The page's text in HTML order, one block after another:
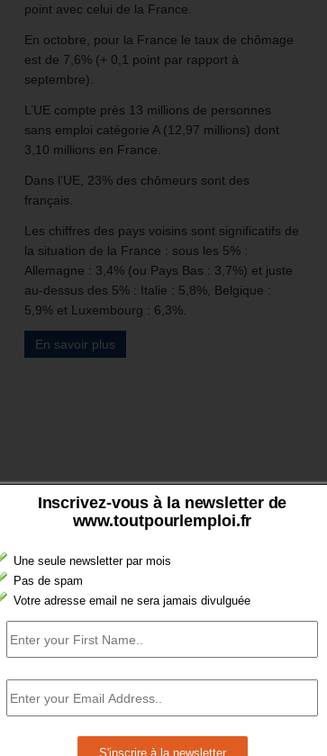
Inscrivez-vous à la newsletter de
www.toutpourlemploi.fr
Une seule newsletter par mois
Pas de spam
Votre adresse email ne sera jamais divulguée
point avec celui de la France.
En octobre, pour la France le taux de chômage
est de 7,6% (+ 0,1 point par rapport à
septembre).
L’UE compte près 13 millions de personnes
sans emploi catégorie A (12,97 millions) dont
3,10 millions en France.
Dans l’UE, 23% des chômeurs sont des
français.
Les chiffres des pays voisins sont significatifs de
la situation de la France : sous les 5% :
Allemagne : 3,4% (ou Pays Bas : 3,7%) et juste
au-dessus des 5% : Italie : 5,8%, Belgique :
5,9% et Luxembourg : 6,3%.
En savoir plus